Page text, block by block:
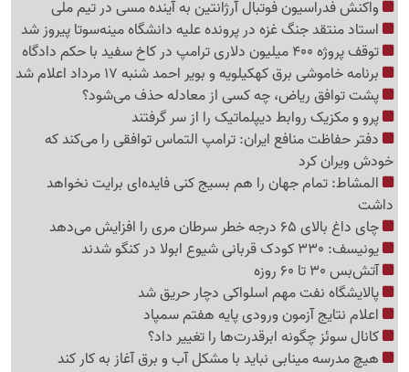
واکنش فدراسیون فوتبال آرژانتین به آینده مسی در تیم ملی
استاد منتقد جنگ غزه در پرونده علیه دانشگاه مینه‌سوتا پیروز شد
توقف پروژه 400 میلیون دلاری ترامپ در کاخ سفید با حکم دادگاه
برنامه خاموشی برق کهکیلویه و بویر احمد شنبه 17 مرداد اعلام شد
پشت توافق ریاض، چه کسی از معادله حذف می‌شود؟
پرو و مکزیک روابط دیپلماتیک را از سر گرفتند
دفتر حفاظت منافع ایران: ترامپ التماس توافقی را می‌کند که
خودش ویران کرد
المشاط: تمام جهان را هم بسیج کنی فایده‌ای برایت نخواهد
داشت
چای داغ بالای 65 درجه خطر سرطان مری را افزایش می‌دهد
یونیسف: 330 کودک قربانی شیوع ابولا در کنگو شدند
آتش‌بس 30 تا 60 روزه
پالایشگاه نفت مهم اسلواکی دچار حریق شد
اعلام نتایج آزمون ورودی پایه هفتم سمپاد
کانال سوئز چگونه ابرقدرت‌ها را تغییر داد؟
هیچ مدرسه مینابی نباید با مشکل آب و برق آغاز به کار کند